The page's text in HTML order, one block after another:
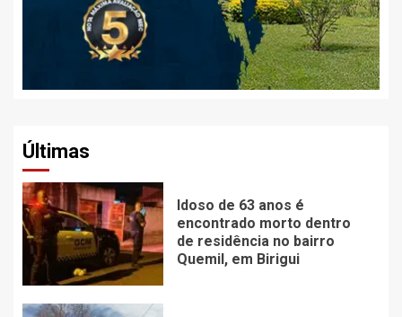
Últimas
Idoso de 63 anos é
encontrado morto dentro
de residência no bairro
Quemil, em Birigui